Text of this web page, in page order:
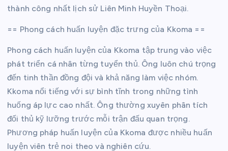
thành công nhất lịch sử Liên Minh Huyền Thoại.
== Phong cách huấn luyện đặc trưng của Kkoma ==
Phong cách huấn luyện của Kkoma tập trung vào việc
phát triển cá nhân từng tuyển thủ. Ông luôn chú trọng
đến tinh thần đồng đội và khả năng làm việc nhóm.
Kkoma nổi tiếng với sự bình tĩnh trong những tình
huống áp lực cao nhất. Ông thường xuyên phân tích
đối thủ kỹ lưỡng trước mỗi trận đấu quan trọng.
Phương pháp huấn luyện của Kkoma được nhiều huấn
luyện viên trẻ noi theo và nghiên cứu.